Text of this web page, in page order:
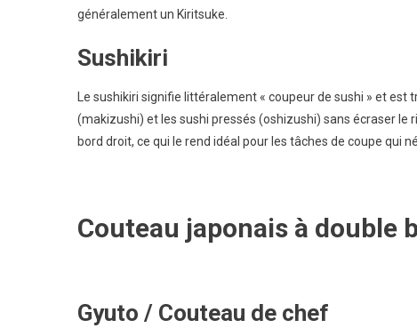
généralement un Kiritsuke.
Sushikiri
Le sushikiri signifie littéralement « coupeur de sushi » et
(makizushi) et les sushi pressés (oshizushi) sans écraser le
bord droit, ce qui le rend idéal pour les tâches de coupe qui
Couteau japonais à double
Gyuto / Couteau de chef